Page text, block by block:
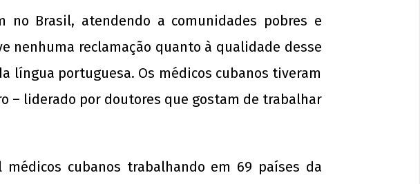
do
pelo socialismo!
28 de
de
2013
wp-
no Brasil, atendendo a comunidades pobres e
nenhuma reclamação quanto à qualidade desse
língua portuguesa. Os médicos cubanos tiveram
– liderado por doutores que gostam de trabalhar
cubanos trabalhando em 69 países da